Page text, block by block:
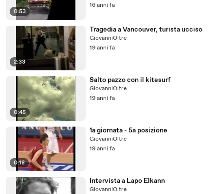
0:53
16 anni fa
2:33
Tragedia a Vancouver, turista ucciso
GiovanniOltre
19 anni fa
0:45
Salto pazzo con il kitesurf
GiovanniOltre
19 anni fa
0:18
1a giornata - 5a posizione
GiovanniOltre
19 anni fa
Intervista a Lapo Elkann
GiovanniOltre